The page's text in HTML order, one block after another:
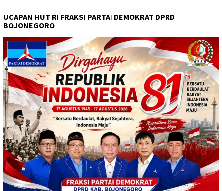
UCAPAN HUT RI FRAKSI PARTAI DEMOKRAT DPRD
BOJONEGORO